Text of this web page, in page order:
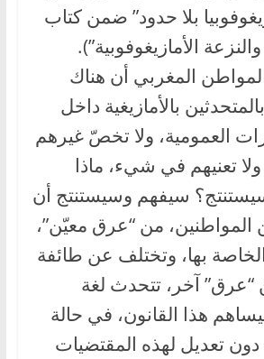
بلا حدود” ضمن كتاب
الأمازيغوفوبية”).
المغربي أن هناك
بالأمازيغية داخل
العمومية، ولا تخصّ غيرهم
تعنيهم في شيء، ماذا
سيفهم وسيستنتج أن
المواطنين، من “عرق معيّن”،
بها، وتختلف عن طائفة
“عرق” آخر، تتحدث لغة
هذا القانون، في حالة
دون تعديل لهذه المقتضيات